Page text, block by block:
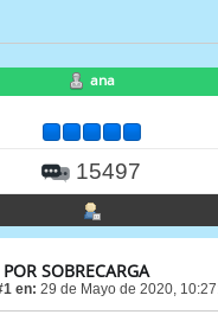
ana
15497
SOBRECARGA
en: 29 de Mayo de 2020,